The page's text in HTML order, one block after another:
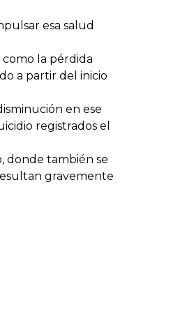
esa salud
la pérdida
a partir del inicio
en ese
registrados el
donde también se
gravemente